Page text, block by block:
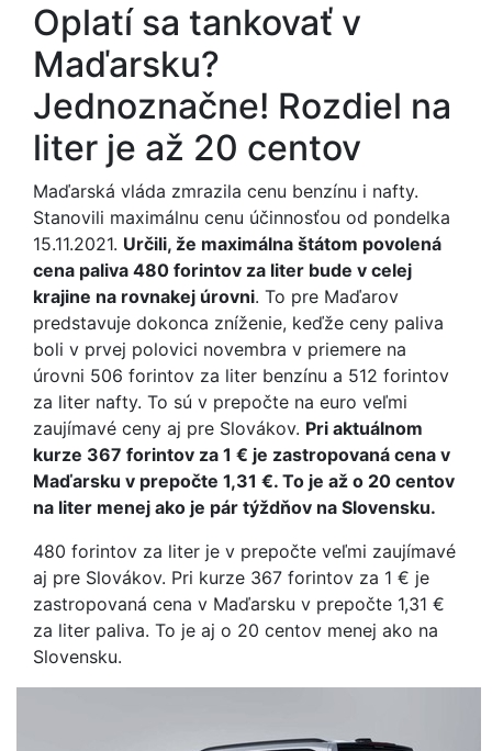
Oplatí sa tankovať v
Maďarsku?
Jednoznačne! Rozdiel na
liter je až 20 centov
Maďarská vláda zmrazila cenu benzínu i nafty.
Stanovili maximálnu cenu účinnosťou od pondelka
15.11.2021. Určili, že maximálna štátom povolená
cena paliva 480 forintov za liter bude v celej
krajine na rovnakej úrovni. To pre Maďarov
predstavuje dokonca zníženie, keďže ceny paliva
boli v prvej polovici novembra v priemere na
úrovni 506 forintov za liter benzínu a 512 forintov
za liter nafty. To sú v prepočte na euro veľmi
zaujímavé ceny aj pre Slovákov. Pri aktuálnom
kurze 367 forintov za 1 € je zastropovaná cena v
Maďarsku v prepočte 1,31 €. To je až o 20 centov
na liter menej ako je pár týždňov na Slovensku.
480 forintov za liter je v prepočte veľmi zaujímavé
aj pre Slovákov. Pri kurze 367 forintov za 1 € je
zastropovaná cena v Maďarsku v prepočte 1,31 €
za liter paliva. To je aj o 20 centov menej ako na
Slovensku.